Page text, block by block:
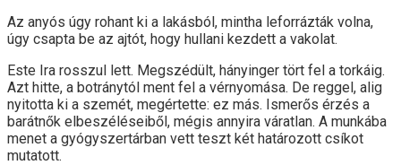
Az anyós úgy rohant ki a lakásból, mintha leforrázták volna,
úgy csapta be az ajtót, hogy hullani kezdett a vakolat.
Este Ira rosszul lett. Megszédült, hányinger tört fel a torkáig.
Azt hitte, a botránytól ment fel a vérnyomása. De reggel, alig
nyitotta ki a szemét, megértette: ez más. Ismerős érzés a
barátnők elbeszéléseiből, mégis annyira váratlan. A munkába
menet a gyógyszertárban vett teszt két határozott csíkot
mutatott.